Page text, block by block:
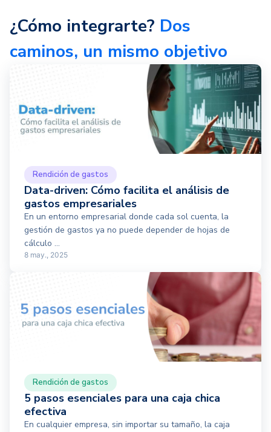
¿Cómo integrarte? Dos
caminos, un mismo objetivo
Rendición de gastos
Data-driven: Cómo facilita el análisis de
gastos empresariales
En un entorno empresarial donde cada sol cuenta, la
gestión de gastos ya no puede depender de hojas de
cálculo ...
8 may., 2025
Rendición de gastos
5 pasos esenciales para una caja chica
efectiva
En cualquier empresa, sin importar su tamaño, la caja